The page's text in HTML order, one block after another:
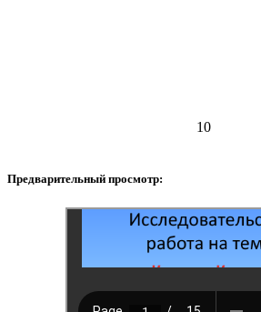
10
Предварительный просмотр: